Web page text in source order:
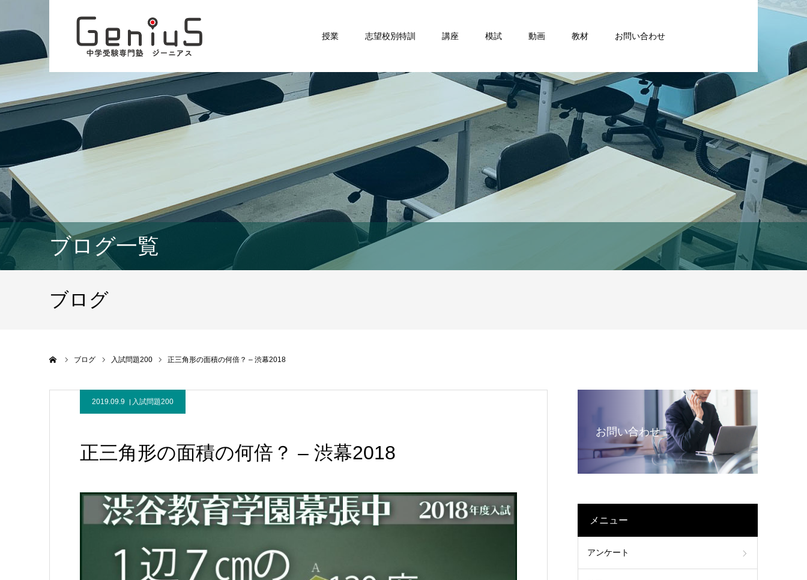
授業 志望校別特訓 講座 模試 動画 教材 お問い合わせ
ブログ一覧
ブログ
ブログ 入試問題200 正三角形の面積の何倍？ – 渋幕2018
2019.09.9 入試問題200
正三角形の面積の何倍？ – 渋幕2018
お問い合わせ
メニュー
アンケート